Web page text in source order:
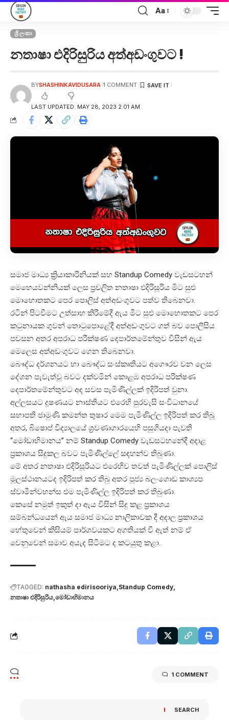
Aa
ශ්‍රී ලංකා
නතාෂා එදිරිසුරිය අත්අඩංගුවට !
LAST UPDATED: MAY 28, 2023 2:01 AM
BYSHASHINKAVIDUSARA 1 COMMENT
සමාජ මාධ්‍ය ක්‍රියාකාරිනියක් සහ Standup Comedy වැඩසටහන්
මෙහෙයවන්නියක් ලෙස ප්‍රචලිත නතාෂා එදිරිසූරිය මිට සුළු
මොහොතකට පෙර පොලිස් අත්අඩංගුවට පත්ව තිබෙනවා.
රටින් පිටවීමට උත්සාහ කිරීමේදී ඇය මීට සුළු මොහොතකට පෙර
කටුනායක ගුවන් තොටුපොළේදී අත්අඩංගුවට ගත් බව පොලීසිය
පවසන අතර අපරාධ පරීක්ෂණ දෙපාර්තමේන්තුව විසින් ඇය
මෙලෙස අත්අඩංගුවට ගෙන තිබෙනවා.
බෞද්ධ දර්ශනයට හා බෞද්ධ සංස්කෘතියට අගෞරව වන ලෙස
දේශන පැවැත්වූ බවට දක්වමින් කොළඹ අපරාධ පරික්ෂණ
දෙපාර්තමේන්තුවට අද සවස පැමිණිල්ලක් ඉදිරිපත් වුනා.
අල්ලසයට දූෂණයට නාස්තියට එරෙහි පුරවැසි සංවිධානයේ
සභාපති ජාමුණි කමන්ත තුෂාර මෙම පැමිණිල්ල ඉදිරිපත් කර තිබූ
අතර, බිෂොප් විද්‍යාලයේ ශ්‍රවණාගාරයෙහි පසුගියදා පැවති
“මෝඩාභිමානය” නම් Standup Comedy වැඩසටහනේදී අදාළ
ප්‍රකාශය සිදුකල බවට පැමිණිල්ලේ සඳහන්ව තිබුණා.
මේ අතර නතාෂා එදිරිසූරියට එරෙහිව තවත් පැමිණිල්ලක් පොලිස්
මූලස්ථානයටද ඉදිරිපත් කර තිබු අතර පූජ්‍ය බලංගොඩ කාශ්‍යප
ස්වාමීන්වහන්ස එම පැමිණිල්ල ඉදිරිපත් කර තිබුණා.
කෙසේ නමුත් ඉකුත් දා ඇය විසින් සිදු කළ ප්‍රකාශය
සම්බන්ධයෙන් ඇය සමාජ මාධ්‍ය නාලිකාවක දී අදාල ප්‍රකාශය
හේතුවෙන් කිසියම් පාර්ශවයකට අගතියක් වී ඇත් නම් ඒ
වෙනුවෙන් සමාව අයැද සිටීමට ද කටයුතු කළා.
TAGGED: nathasha edirisooriya Standup Comedy
නතාෂා එදිරිසුරිය මෝඩාභිමානය
1 COMMENT
SEARCH